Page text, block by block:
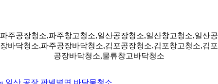
파주공장청소,파주창고청소,일산공장청소,일산창고청소,일산공
장바닥청소,파주공장바닥청소,김포공장청소,김포창고청소,김포
공장바닥청소,물류창고바닥청소
« 일산 공장 판넬벽면 바닥물청소